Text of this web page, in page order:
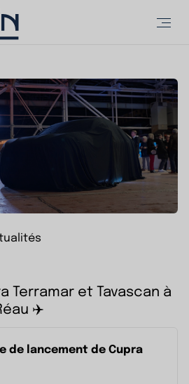
Terramar et Tavascan à
✈️
de lancement de Cupra